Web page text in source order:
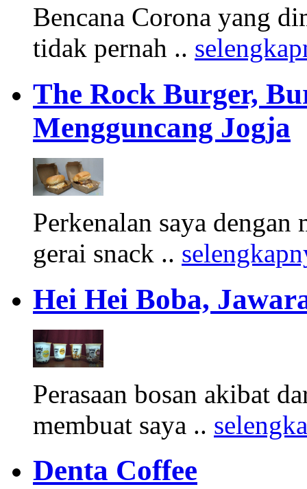
Bencana Corona yang
tidak pernah ..
The Rock Burger,
Mengguncang Jogja
Perkenalan saya
gerai snack ..
Hei Hei Boba,
Perasaan bosan akibat
membuat saya ..
Denta Coffee